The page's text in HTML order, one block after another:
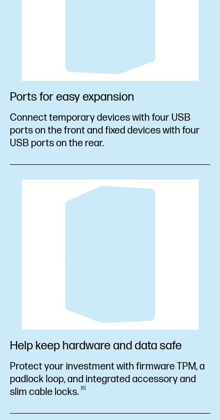
Ports for easy expansion
Connect temporary devices with four USB
ports on the front and fixed devices with four
USB ports on the rear.
Help keep hardware and data safe
Protect your investment with firmware TPM, a
padlock loop, and integrated accessory and
slim cable locks. 5